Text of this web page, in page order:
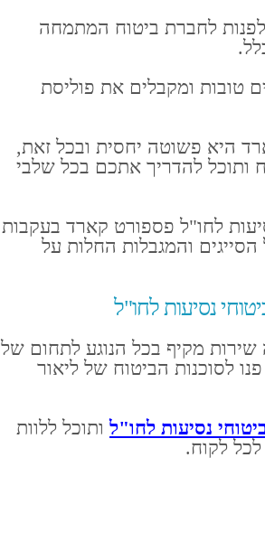
לחברת ביטוח המתמחה
טובות ומקבלים את פוליסת
היא פשוטה יחסית ובכל זאת,
ותוכל להדריך אתכם בכל שלבי
לחו"ל פספורט קארד בעקבות
והמגבלות החלות על
נסיעות לחו"ל
מקיף בכל הנוגע לתחום של
לסוכנות הביטוח של ליאור
נסיעות לחו"לותוכל ללוות
לקוח.